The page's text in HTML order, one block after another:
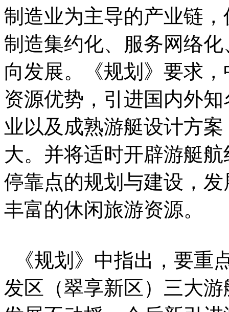
制造业为主导的产业链
制造集约化、服务网络
向发展。《规划》要求
资源优势，引进国内外
业以及成熟游艇设计方
大。并将适时开辟游艇
停靠点的规划与建设，
丰富的休闲旅游资源。
《规划》中指出，要重
发区（翠享新区）三大